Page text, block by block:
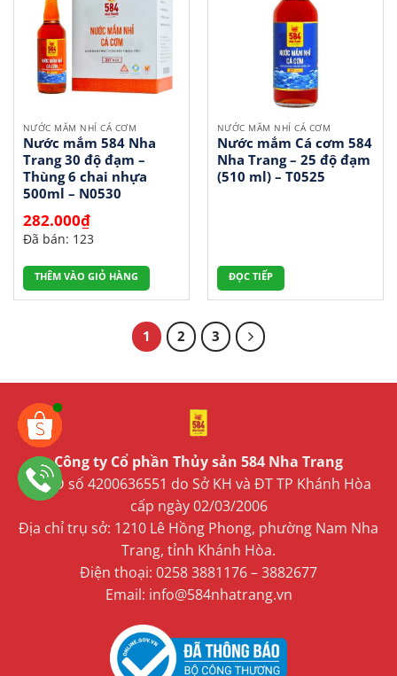
NƯỚC MẮM NHỈ CÁ CƠM
Nước mắm 584 Nha
Trang 30 độ đạm –
Thùng 6 chai nhựa
500ml – N0530
282.000₫
Đã bán: 123
THÊM VÀO GIỎ HÀNG
NƯỚC MẮM NHỈ CÁ CƠM
Nước mắm Cá cơm 584
Nha Trang – 25 độ đạm
(510 ml) – T0525
ĐỌC TIẾP
1 2 3
Công ty Cổ phần Thủy sản 584 Nha Trang
GPKD số 4200636551 do Sở KH và ĐT TP Khánh Hòa
cấp ngày 02/03/2006
Địa chỉ trụ sở: 1210 Lê Hồng Phong, phường Nam Nha
Trang, tỉnh Khánh Hòa.
Điện thoại: 0258 3881176 – 3882677
Email: info@584nhatrang.vn